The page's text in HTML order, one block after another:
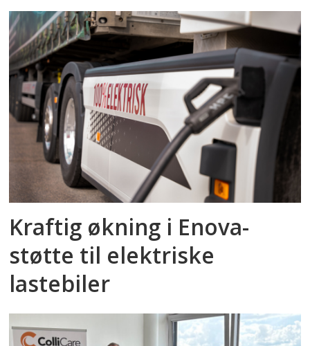
Kraftig økning i Enova-
støtte til elektriske
lastebiler